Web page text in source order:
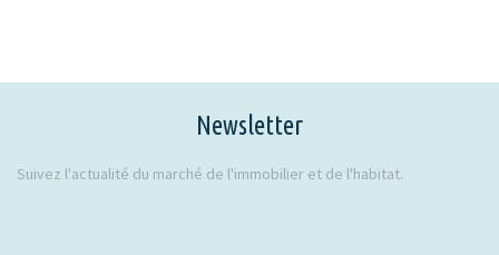
Newsletter
Suivez l'actualité du marché de l'immobilier et de l'habitat.